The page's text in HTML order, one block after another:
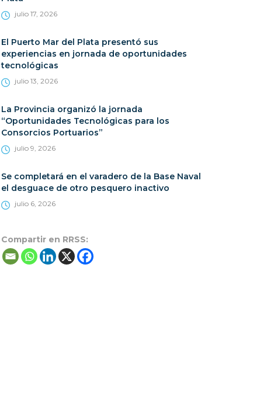
julio 17, 2026
El Puerto Mar del Plata presentó sus
experiencias en jornada de oportunidades
tecnológicas
julio 13, 2026
La Provincia organizó la jornada
“Oportunidades Tecnológicas para los
Consorcios Portuarios”
julio 9, 2026
Se completará en el varadero de la Base Naval
el desguace de otro pesquero inactivo
julio 6, 2026
Compartir en RRSS: